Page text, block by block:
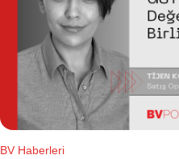
BV Haberleri